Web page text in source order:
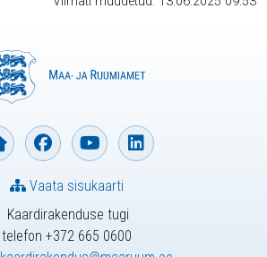
Kaardirakenduse tugi
telefon +372 665 0600
Vaata sisukaarti